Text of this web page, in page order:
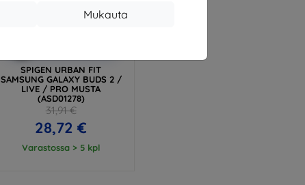
Mukauta
SPIGEN URBAN FIT
SAMSUNG GALAXY BUDS 2 /
LIVE / PRO MUSTA
(ASD01278)
31,91 €
28,72 €
Varastossa > 5 kpl